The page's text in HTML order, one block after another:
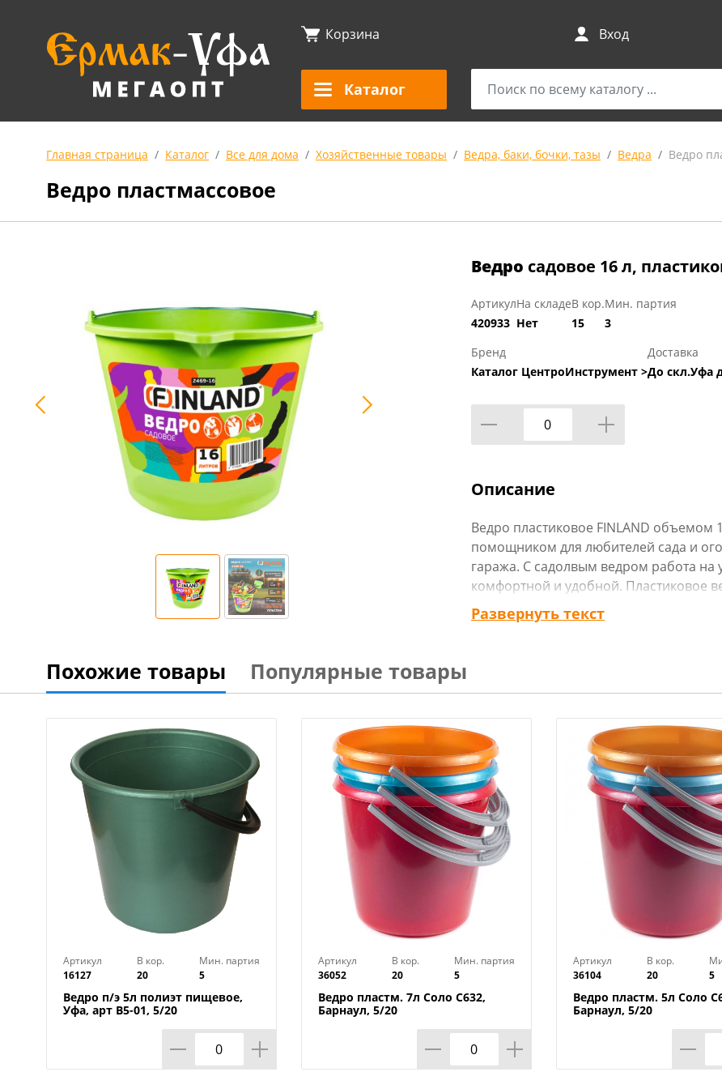
Корзина Вход
Каталог
Главная страница Каталог Все для дома Хозяйственные товары Ведра, баки, бочки, тазы Ведра Ведро
Ведро пластмассовое
Ведро садовое 16 л,
Артикул
420933
На складе
Нет
В кор.
15
Мин. партия
3
Бренд
Каталог ЦентроИнструмент >
Доставка
До скл.Уфа
Описание
Ведро пластиковое FINLAND объемом
помощником для любителей сада и
гаража. С садолвым ведром работа на
комфортной и удобной. Пластиковое
высококачественного пластика, это
Ведро садовое отличается
Ведро идеально подходит как для
использования на даче или в саду.
теряет свои функциональные
своему объему в 16 литров, оно
работ, будь то переноска воды,
временное хранение собранных
внешним воздействиям и перепадам
универсальным решением на долгие
Характеристики
Прочная металлическая ручка
Мерная шкала
Носик для удобного слива жидкостей
Габариты без упаковки:
Объём: 16 л
Общая высота: 25 см
Общая ширина: 36 см
Развернуть текст
Похожие товары Популярные товары
Артикул
16127
В кор.
20
Мин. партия
5
Ведро п/э 5л полиэт пищевое,
Уфа, арт В5-01, 5/20
Артикул
36052
В кор.
20
Мин. партия
5
Ведро пластм. 7л Соло С632,
Барнаул, 5/20
Артикул
36104
В кор.
20
5
Ведро пластм. 5л Соло
Барнаул, 5/20